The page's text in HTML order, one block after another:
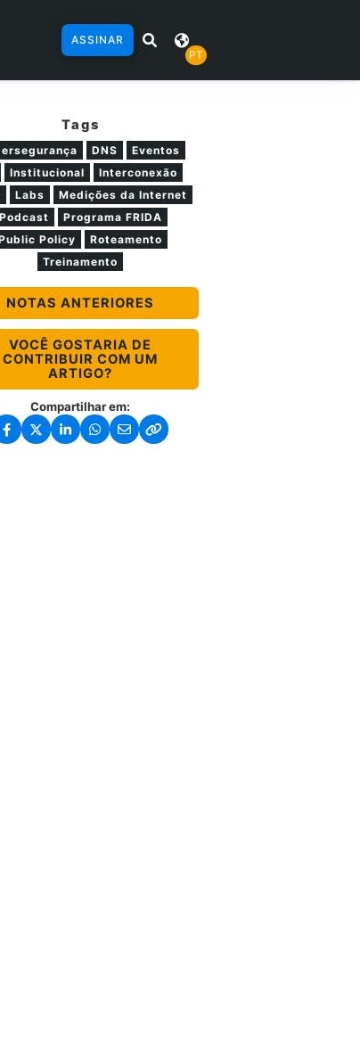
ASSINAR
PT
Tags
DNS
Eventos
Institucional
Interconexão
Labs
Medições da Internet
Podcast
Programa FRIDA
Policy
Roteamento
Treinamento
NOTAS ANTERIORES
VOCÊ GOSTARIA DE
CONTRIBUIR COM UM
ARTIGO?
Compartilhar em: